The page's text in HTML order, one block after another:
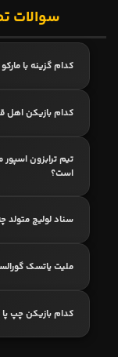
سوالات
کدام گزینه با
کدام بازیکن اهل
تیم ترابزون
است؟
سناد لولیچ
ملیت یاتسک
کدام بازیکن چپ